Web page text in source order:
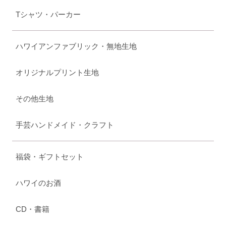
Tシャツ・パーカー
ハワイアンファブリック・無地生地
オリジナルプリント生地
その他生地
手芸ハンドメイド・クラフト
福袋・ギフトセット
ハワイのお酒
CD・書籍